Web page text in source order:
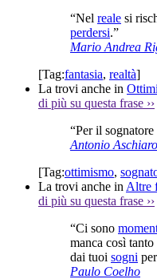
“Nel reale si
perdersi.”
Mario Andrea
[Tag:fantasia, realtà]
La trovi anche in
di più su questa frase ››
“Per il sognatore
Antonio
[Tag:ottimismo,
La trovi anche in Altre
di più su questa frase ››
“Ci sono
manca così
dai tuoi sogni
Paulo Coelho